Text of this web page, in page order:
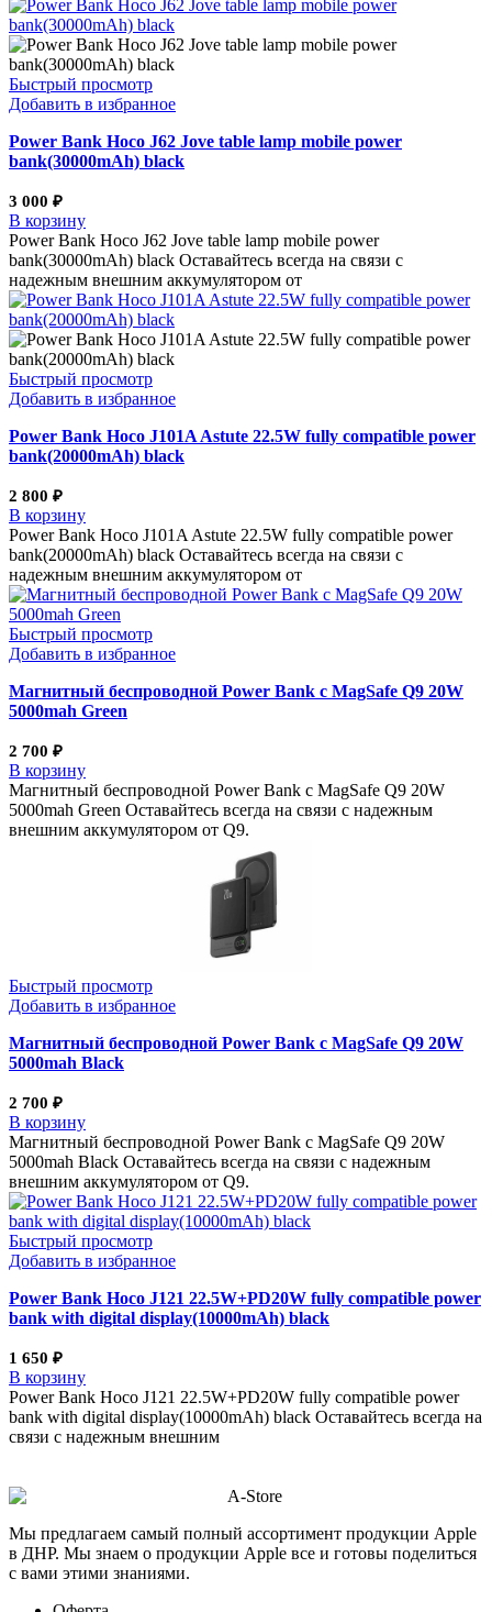
Быстрый просмотр
Добавить в избранное
Power Bank Hoco J62 Jove table lamp mobile power
bank(30000mAh) black
3 000 ₽
В корзину
Power Bank Hoco J62 Jove table lamp mobile power
bank(30000mAh) black Оставайтесь всегда на связи с
надежным внешним аккумулятором от
Быстрый просмотр
Добавить в избранное
Power Bank Hoco J101A Astute 22.5W fully compatible power
bank(20000mAh) black
2 800 ₽
В корзину
Power Bank Hoco J101A Astute 22.5W fully compatible power
bank(20000mAh) black Оставайтесь всегда на связи с
надежным внешним аккумулятором от
Быстрый просмотр
Добавить в избранное
Магнитный беспроводной Power Bank с MagSafe Q9 20W
5000mah Green
2 700 ₽
В корзину
Магнитный беспроводной Power Bank с MagSafe Q9 20W
5000mah Green Оставайтесь всегда на связи с надежным
внешним аккумулятором от Q9.
Быстрый просмотр
Добавить в избранное
Магнитный беспроводной Power Bank с MagSafe Q9 20W
5000mah Black
2 700 ₽
В корзину
Магнитный беспроводной Power Bank с MagSafe Q9 20W
5000mah Black Оставайтесь всегда на связи с надежным
внешним аккумулятором от Q9.
Быстрый просмотр
Добавить в избранное
Power Bank Hoco J121 22.5W+PD20W fully compatible power
bank with digital display(10000mAh) black
1 650 ₽
В корзину
Power Bank Hoco J121 22.5W+PD20W fully compatible power
bank with digital display(10000mAh) black Оставайтесь всегда на
связи с надежным внешним
Мы предлагаем самый полный ассортимент продукции Apple
в ДНР. Мы знаем о продукции Apple все и готовы поделиться
с вами этими знаниями.